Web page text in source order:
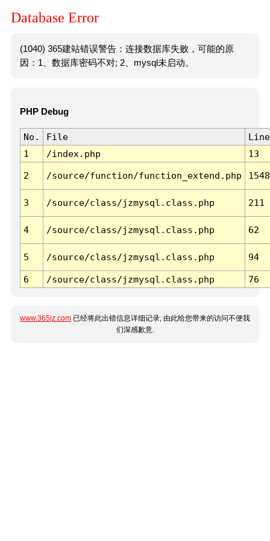
Database Error
(1040) 365建站错误警告：连接数据库失败，可能的原
因：1、数据库密码不对; 2、mysql未启动。
PHP Debug
No. File
Line
1
/index.php 13
2 /source/function/function_extend.php 1548
3 /source/class/jzmysql.class.php 211
4 /source/class/jzmysql.class.php 62
5 /source/class/jzmysql.class.php 94
6 /source/class/jzmysql.class.php 76
www.365jz.com 已经将此出错信息详细记录, 由此给您带来的访问不便我
们深感歉意.